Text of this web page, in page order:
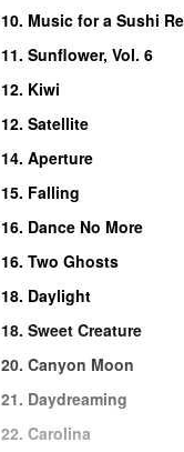
10. Music for a Sushi
11. Sunflower, Vol. 6
12. Kiwi
12. Satellite
14. Aperture
15. Falling
16. Dance No More
16. Two Ghosts
18. Daylight
18. Sweet Creature
20. Canyon Moon
21. Daydreaming
22. Carolina